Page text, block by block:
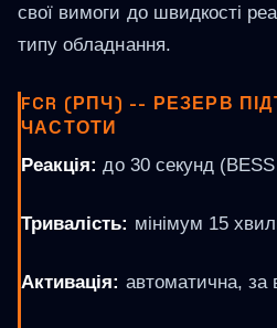
свої вимоги до швидкості
типу обладнання.
FCR (РПЧ) -- РЕЗЕРВ
ЧАСТОТИ
Реакція: до 30 секунд
Тривалість: мінімум 15
Активація: автоматична, за